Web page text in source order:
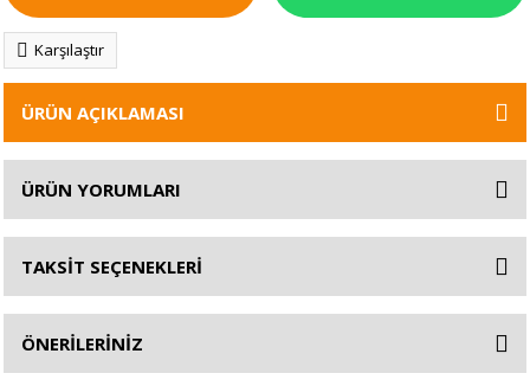
Karşılaştır
ÜRÜN AÇIKLAMASI
ÜRÜN YORUMLARI
TAKSİT SEÇENEKLERİ
ÖNERİLERİNİZ